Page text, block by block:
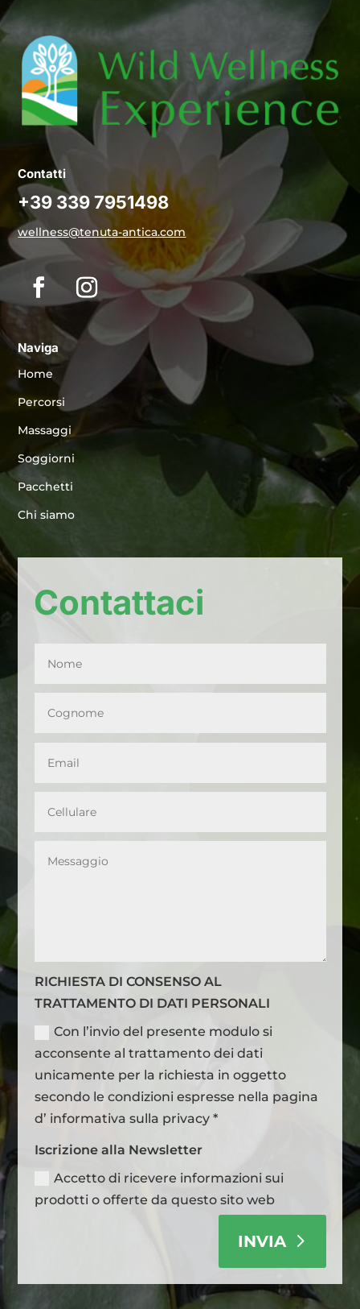
Contatti
+39 339 7951498
wellness@tenuta-antica.com
Naviga
Home
Percorsi
Massaggi
Soggiorni
Pacchetti
Chi siamo
Contattaci
RICHIESTA DI CONSENSO AL
TRATTAMENTO DI DATI PERSONALI
Con l’invio del presente modulo si
acconsente al trattamento dei dati
unicamente per la richiesta in oggetto
secondo le condizioni espresse nella pagina
d’ informativa sulla privacy *
Iscrizione alla Newsletter
Accetto di ricevere informazioni sui
prodotti o offerte da questo sito web
INVIA